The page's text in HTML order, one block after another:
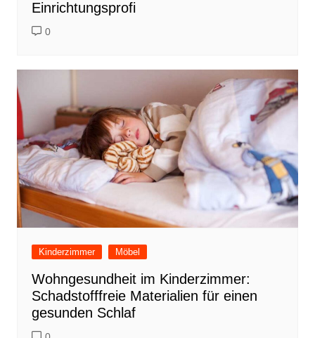
Einrichtungsprofi
0
Kinderzimmer Möbel
Wohngesundheit im Kinderzimmer:
Schadstofffreie Materialien für einen
gesunden Schlaf